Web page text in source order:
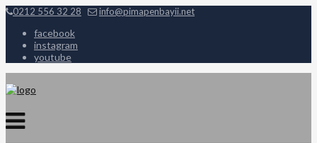
0212 556 32 28 info@pimapenbayii.net
facebook
instagram
youtube